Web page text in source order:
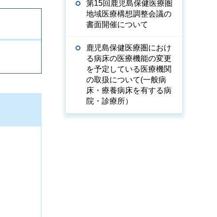
第15回鹿児島保健医療圏
地域医療構想調整会議の
書面開催について
鹿児島保健医療圏におけ
る病床の医療機能の変更
を予定している医療機関
の取扱について(一般病
床・療養病床を有する病
院・診療所）